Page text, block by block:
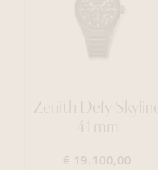
Zenith Defy Skyline
41mm
€ 19.100,00